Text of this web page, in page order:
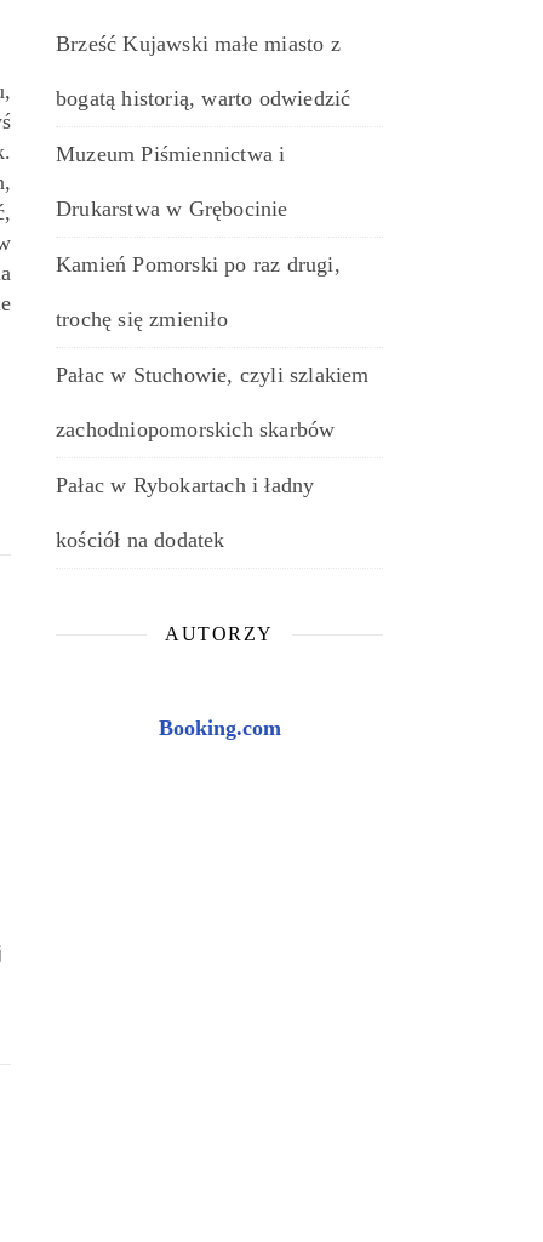
Brześć Kujawski małe miasto z
bogatą historią, warto odwiedzić
Muzeum Piśmiennictwa i
Drukarstwa w Grębocinie
Kamień Pomorski po raz drugi,
trochę się zmieniło
Pałac w Stuchowie, czyli szlakiem
zachodniopomorskich skarbów
Pałac w Rybokartach i ładny
kościół na dodatek
AUTORZY
Booking.com